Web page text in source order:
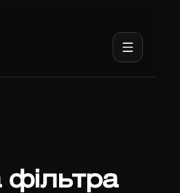
фільтра